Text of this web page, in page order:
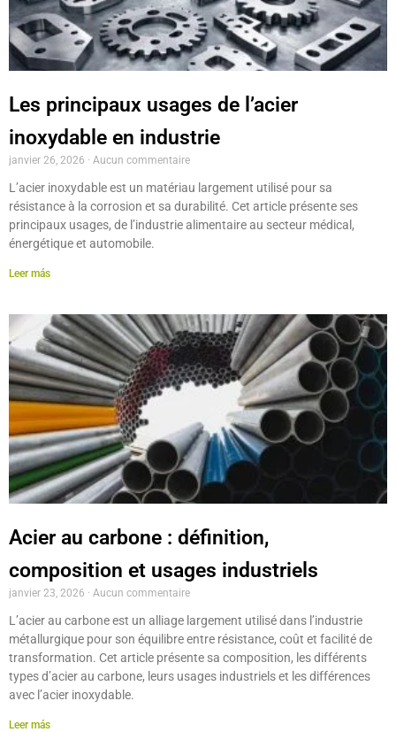
Les principaux usages de l’acier
inoxydable en industrie
janvier 26, 2026 Aucun commentaire
L’acier inoxydable est un matériau largement utilisé pour sa
résistance à la corrosion et sa durabilité. Cet article présente ses
principaux usages, de l’industrie alimentaire au secteur médical,
énergétique et automobile.
Leer más
Acier au carbone : définition,
composition et usages industriels
janvier 23, 2026 Aucun commentaire
L’acier au carbone est un alliage largement utilisé dans l’industrie
métallurgique pour son équilibre entre résistance, coût et facilité de
transformation. Cet article présente sa composition, les différents
types d’acier au carbone, leurs usages industriels et les différences
avec l’acier inoxydable.
Leer más